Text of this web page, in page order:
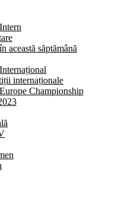
această săptămână
internaționale
Championship